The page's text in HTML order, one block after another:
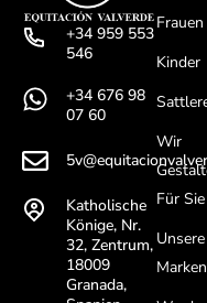
+34 959 553
546
+34 676 98
07 60
Katholische
Könige, Nr.
32, Zentrum,
18009
Granada,
Frauen
Kinder
Wir
Für Sie
Unsere
Marken